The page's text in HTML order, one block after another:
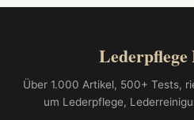
Lederpflege
Über 1.000 Artikel, 500+ Tests,
um Lederpflege,